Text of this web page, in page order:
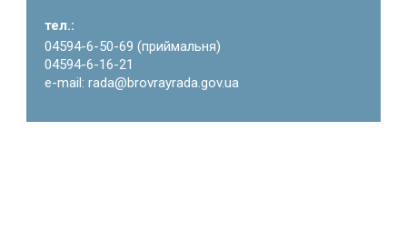
тел.:
04594-6-50-69 (приймальня)
04594-6-16-21
e-mail: rada@brovrayrada.gov.ua